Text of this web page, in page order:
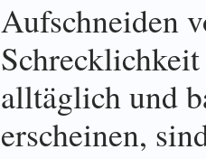
Aufschneiden
alltäglich und
erscheinen,